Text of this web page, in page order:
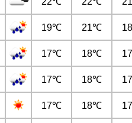
19℃ 21℃
17℃ 18℃
17℃ 18℃
17℃ 18℃